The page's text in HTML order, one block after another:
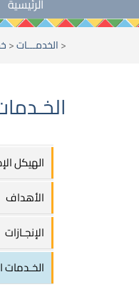
<الخدمـــات<
الهيكل
الأهداف
الإنجـازات
الخـدمات